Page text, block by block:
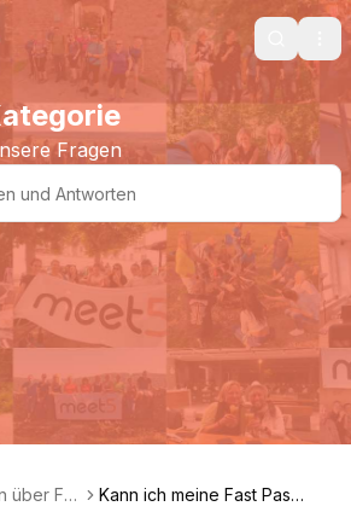
Search
Fragen
über Fas
Kann ich meine Fast Pass-